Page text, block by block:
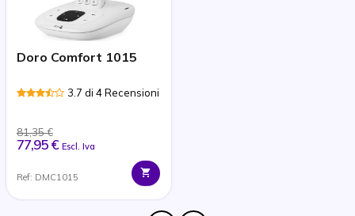
Doro Comfort 1015
3.7 di 4 Recensioni
81,35 €
77,95 € Escl. Iva
Ref: DMC1015